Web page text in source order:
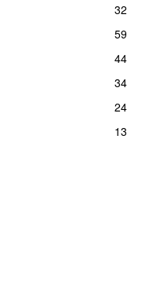
32
59
44
34
24
13